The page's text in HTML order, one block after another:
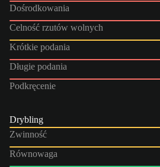
Dośrodkowania
Celność rzutów wolnych
Krótkie podania
Długie podania
Podkręcenie
Drybling
Zwinność
Równowaga